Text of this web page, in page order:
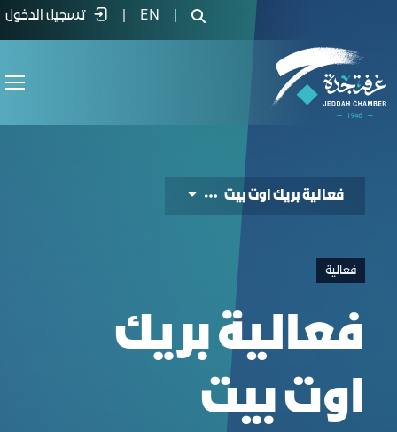
فعالية بريك اوت بيت - غرفة جدة
EN تسجيل الدخول
فعالية بريك اوت بيت
فعالية
فعالية بريك
اوت بيت